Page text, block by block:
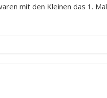
mit den Kleinen das 1. Mal